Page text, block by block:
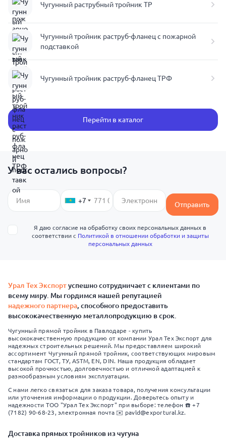
Чугунный раструбный тройник ТР
Чугунный тройник раструб-фланец с пожарной
подставкой
Чугунный тройник раструб-фланец ТРФ
Перейти в каталог
У вас остались вопросы?
+7 Отправить
Я даю согласие на обработку своих персональных данных в
соответствии с Политикой в отношении обработки и защиты
персональных данных
Урал Тех Экспортуспешно сотрудничает с клиентами по
всему миру. Мы гордимся нашей репутацией
надежного партнера, способного предоставить
высококачественную металлопродукцию в срок.
Чугунный прямой тройник в Павлодаре - купить
высококачественную продукцию от компании Урал Тех Экспорт для
надежных строительных решений. Мы предоставляем широкий
ассортимент Чугунный прямой тройник, соответствующих мировым
стандартам ГОСТ, ТУ, ASTM, EN, DIN. Наша продукция обладает
высокой прочностью, долговечностью и отличной адаптацией к
разнообразным условиям эксплуатации.
С нами легко связаться для заказа товара, получения консультации
или уточнения информации о продукции. Доверьтесь опыту и
надежности ТОО "Урал Тех Экспорт" при выборе: телефон ☎️ +7
(7182) 90-68-23, электронная почта ✉️ pavld@exportural.kz.
Доставка прямых тройников из чугуна